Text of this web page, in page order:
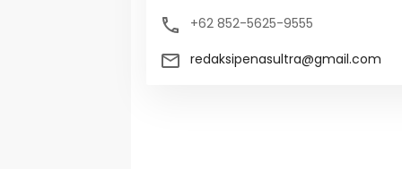
+62 852-5625-9555
redaksipenasultra@gmail.com